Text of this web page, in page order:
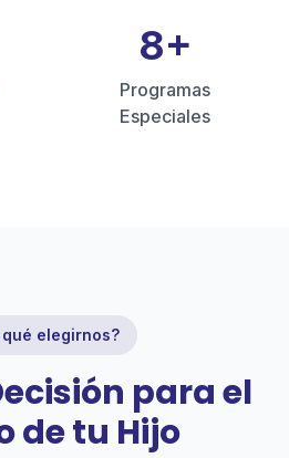
8+
Programas
Especiales
qué elegirnos?
para el
de tu Hijo